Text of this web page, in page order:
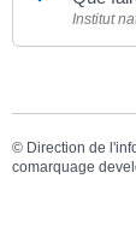
Institut
© Direction de
comarquage